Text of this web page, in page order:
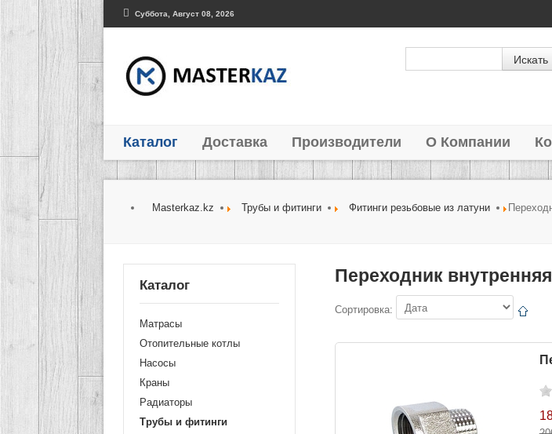
Суббота, Август 08, 2026
Каталог Доставка Производители О Компании
Masterkaz.kz Трубы и фитинги Фитинги резьбовые из латуни
Переходник
Сортировка:
Каталог
Матрасы
Отопительные котлы
Насосы
Краны
Радиаторы
Трубы и фитинги